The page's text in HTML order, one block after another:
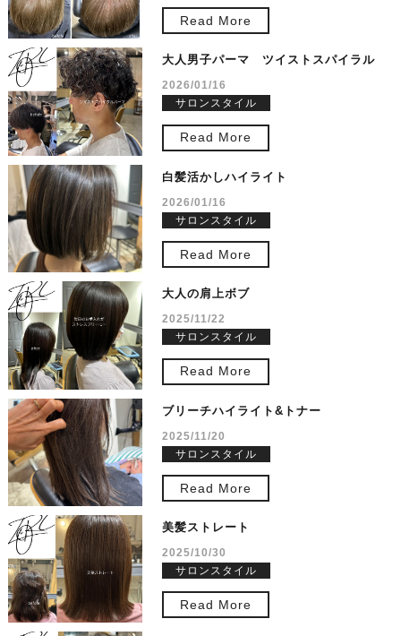
Read More
大人男子パーマ ツイストスパイラル
2026/01/16
サロンスタイル
Read More
白髪活かしハイライト
2026/01/16
サロンスタイル
Read More
大人の肩上ボブ
2025/11/22
サロンスタイル
Read More
ブリーチハイライト&トナー
2025/11/20
サロンスタイル
Read More
美髪ストレート
2025/10/30
サロンスタイル
Read More